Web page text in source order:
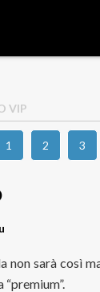
VIP
1 2 3
non sarà così